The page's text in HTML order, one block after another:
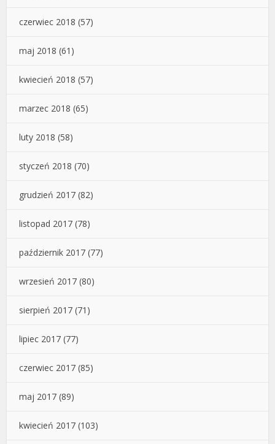
czerwiec 2018 (57)
maj 2018 (61)
kwiecień 2018 (57)
marzec 2018 (65)
luty 2018 (58)
styczeń 2018 (70)
grudzień 2017 (82)
listopad 2017 (78)
październik 2017 (77)
wrzesień 2017 (80)
sierpień 2017 (71)
lipiec 2017 (77)
czerwiec 2017 (85)
maj 2017 (89)
kwiecień 2017 (103)